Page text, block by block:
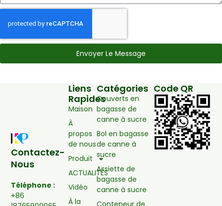
Envoyer Le Message
Contactez-
Nous
Téléphone :
+86
Liens
Rapides
Maison
À
propos
de nous
Produit
ACTUALITÉS
Vidéo
À la
Catégories
Couverts en
bagasse de
canne à sucre
Bol en bagasse
de canne à
sucre
Assiette de
bagasse de
canne à sucre
Code QR